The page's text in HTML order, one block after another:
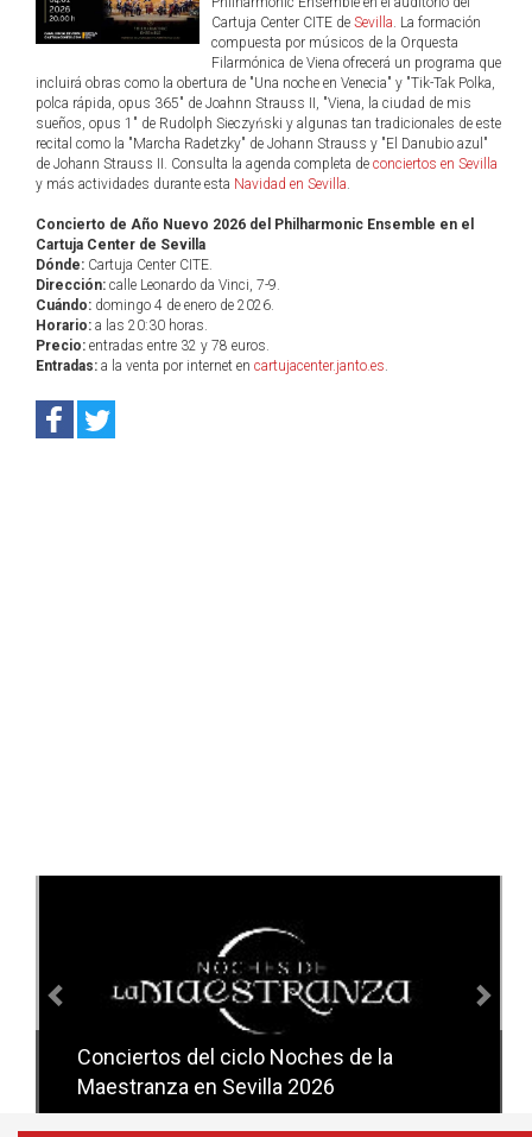
Cartuja Center CITE de Sevilla. La formación
compuesta por músicos de la Orquesta
Filarmónica de Viena ofrecerá un programa que
incluirá obras como la obertura de "Una noche en Venecia" y "Tik-Tak Polka,
polca rápida, opus 365" de Joahnn Strauss II, "Viena, la ciudad de mis
sueños, opus 1" de Rudolph Sieczyński y algunas tan tradicionales de este
recital como la "Marcha Radetzky" de Johann Strauss y "El Danubio azul"
de Johann Strauss II. Consulta la agenda completa de conciertos en Sevilla
y más actividades durante esta Navidad en Sevilla.
Concierto de Año Nuevo 2026 del Philharmonic Ensemble en el
Cartuja Center de Sevilla
Dónde: Cartuja Center CITE.
Dirección: calle Leonardo da Vinci, 7-9.
Cuándo: domingo 4 de enero de 2026.
Horario: a las 20:30 horas.
Precio: entradas entre 32 y 78 euros.
Entradas: a la venta por internet en cartujacenter.janto.es.
Conciertos del ciclo Noches de la
Maestranza en Sevilla 2026
Conciertos del ciclo Candlelight en
Sevilla